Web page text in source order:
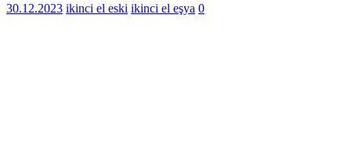
30.12.2023 ikinci el eski ikinci el eşya 0